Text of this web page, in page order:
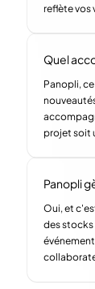
reflète vos
Quel
Panopli,
projet soit
Panopli
Oui, et
des stocks